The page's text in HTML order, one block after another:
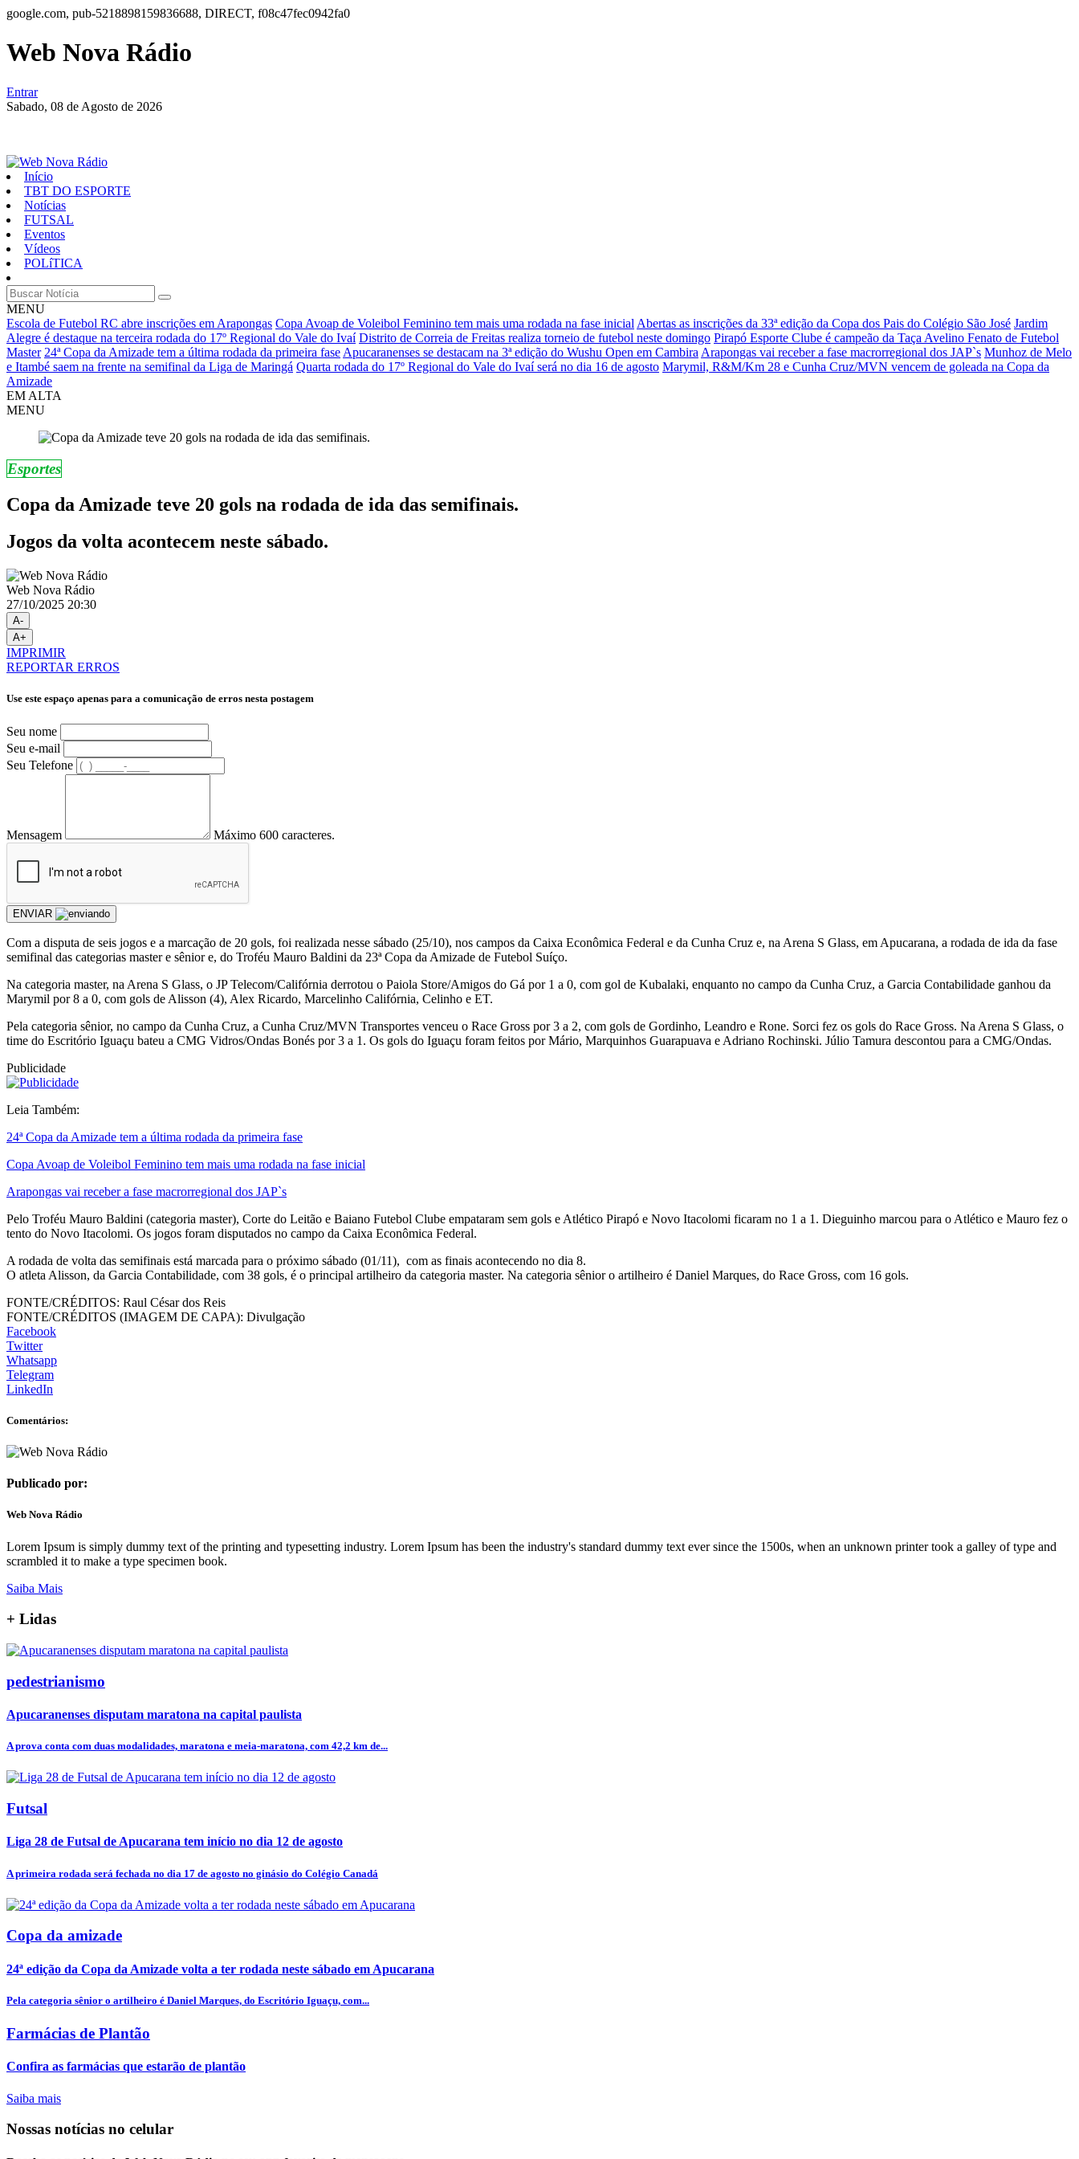
google.com, pub-5218898159836688, DIRECT, f08c47fec0942fa0
Web Nova Rádio
Entrar
Sabado, 08 de Agosto de 2026
Início
TBT DO ESPORTE
Notícias
FUTSAL
Eventos
Vídeos
POLíTICA
MENU
Escola de Futebol RC abre inscrições em Arapongas Copa Avoap de Voleibol Feminino tem mais uma rodada na fase inicial Abertas as inscrições da 33ª edição da Copa dos Pais do Colégio São José Jardim
Alegre é destaque na terceira rodada do 17º Regional do Vale do Ivaí Distrito de Correia de Freitas realiza torneio de futebol neste domingo Pirapó Esporte Clube é campeão da Taça Avelino Fenato de Futebol
Master 24ª Copa da Amizade tem a última rodada da primeira fase Apucaranenses se destacam na 3ª edição do Wushu Open em Cambira Arapongas vai receber a fase macrorregional dos JAP`s Munhoz de Melo
e Itambé saem na frente na semifinal da Liga de Maringá Quarta rodada do 17º Regional do Vale do Ivaí será no dia 16 de agosto Marymil, R&M/Km 28 e Cunha Cruz/MVN vencem de goleada na Copa da
Amizade
EM ALTA
MENU
Esportes
Copa da Amizade teve 20 gols na rodada de ida das semifinais.
Jogos da volta acontecem neste sábado.
Web Nova Rádio
27/10/2025 20:30
A-
A+
IMPRIMIR
REPORTAR ERROS
Use este espaço apenas para a comunicação de erros nesta postagem
Seu nome
Seu e-mail
Seu Telefone
Mensagem Máximo 600 caracteres.
ENVIAR
Com a disputa de seis jogos e a marcação de 20 gols, foi realizada nesse sábado (25/10), nos campos da Caixa Econômica Federal e da Cunha Cruz e, na Arena S Glass, em Apucarana, a rodada de ida da fase
semifinal das categorias master e sênior e, do Troféu Mauro Baldini da 23ª Copa da Amizade de Futebol Suíço.
Na categoria master, na Arena S Glass, o JP Telecom/Califórnia derrotou o Paiola Store/Amigos do Gá por 1 a 0, com gol de Kubalaki, enquanto no campo da Cunha Cruz, a Garcia Contabilidade ganhou da
Marymil por 8 a 0, com gols de Alisson (4), Alex Ricardo, Marcelinho Califórnia, Celinho e ET.
Pela categoria sênior, no campo da Cunha Cruz, a Cunha Cruz/MVN Transportes venceu o Race Gross por 3 a 2, com gols de Gordinho, Leandro e Rone. Sorci fez os gols do Race Gross. Na Arena S Glass, o
time do Escritório Iguaçu bateu a CMG Vidros/Ondas Bonés por 3 a 1. Os gols do Iguaçu foram feitos por Mário, Marquinhos Guarapuava e Adriano Rochinski. Júlio Tamura descontou para a CMG/Ondas.
Publicidade
Leia Também:
24ª Copa da Amizade tem a última rodada da primeira fase
Copa Avoap de Voleibol Feminino tem mais uma rodada na fase inicial
Arapongas vai receber a fase macrorregional dos JAP`s
Pelo Troféu Mauro Baldini (categoria master), Corte do Leitão e Baiano Futebol Clube empataram sem gols e Atlético Pirapó e Novo Itacolomi ficaram no 1 a 1. Dieguinho marcou para o Atlético e Mauro fez o
tento do Novo Itacolomi. Os jogos foram disputados no campo da Caixa Econômica Federal.
A rodada de volta das semifinais está marcada para o próximo sábado (01/11), com as finais acontecendo no dia 8.
O atleta Alisson, da Garcia Contabilidade, com 38 gols, é o principal artilheiro da categoria master. Na categoria sênior o artilheiro é Daniel Marques, do Race Gross, com 16 gols.
FONTE/CRÉDITOS: Raul César dos Reis
FONTE/CRÉDITOS (IMAGEM DE CAPA): Divulgação
Facebook
Twitter
Whatsapp
Telegram
LinkedIn
Comentários:
Publicado por:
Web Nova Rádio
Lorem Ipsum is simply dummy text of the printing and typesetting industry. Lorem Ipsum has been the industry's standard dummy text ever since the 1500s, when an unknown printer took a galley of type and
scrambled it to make a type specimen book.
Saiba Mais
+ Lidas
pedestrianismo
Apucaranenses disputam maratona na capital paulista
A prova conta com duas modalidades, maratona e meia-maratona, com 42,2 km de...
Futsal
Liga 28 de Futsal de Apucarana tem início no dia 12 de agosto
A primeira rodada será fechada no dia 17 de agosto no ginásio do Colégio Canadá
Copa da amizade
24ª edição da Copa da Amizade volta a ter rodada neste sábado em Apucarana
Pela categoria sênior o artilheiro é Daniel Marques, do Escritório Iguaçu, com...
Farmácias de Plantão
Confira as farmácias que estarão de plantão
Saiba mais
Nossas notícias no celular